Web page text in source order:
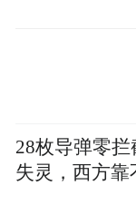
10万个
制机身深入
28枚导弹零
失灵，西方靠